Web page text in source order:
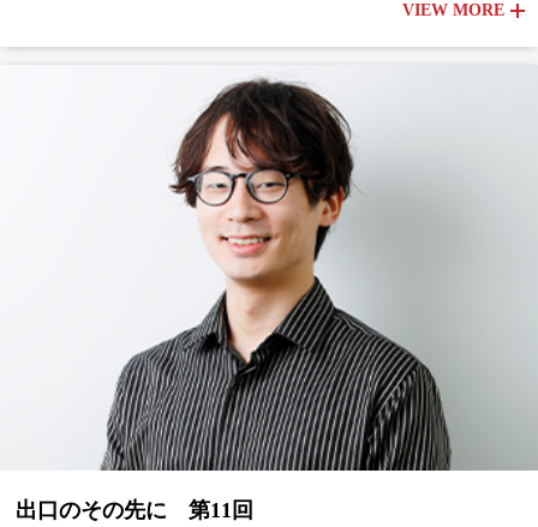
VIEW MORE
出口のその先に 第11回